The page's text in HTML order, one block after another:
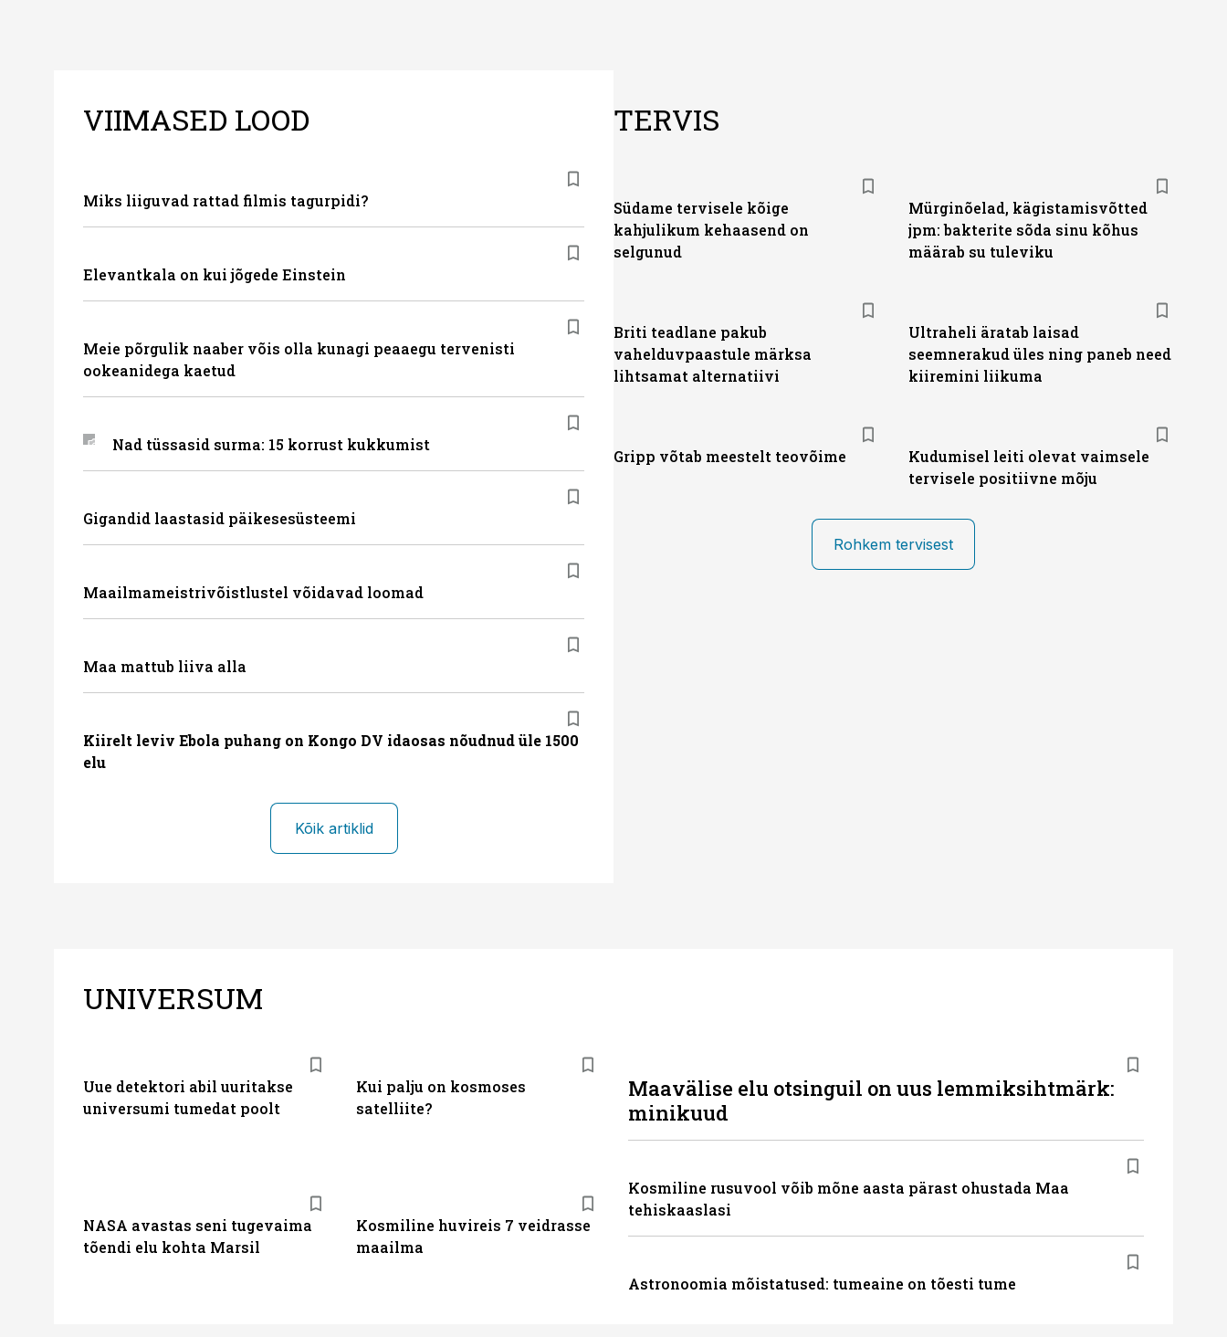
VIIMASED LOOD
Miks liiguvad rattad filmis tagurpidi?
Elevantkala on kui jõgede Einstein
Meie põrgulik naaber võis olla kunagi peaaegu tervenisti
ookeanidega kaetud
Nad tüssasid surma: 15 korrust kukkumist
Gigandid laastasid päikesesüsteemi
Maailmameistrivõistlustel võidavad loomad
Maa mattub liiva alla
Kiirelt leviv Ebola puhang on Kongo DV idaosas nõudnud üle 1500
elu
Kõik artiklid
TERVIS
Südame tervisele kõige
kahjulikum kehaasend on
selgunud
Mürginõelad, kägistamisvõtted
jpm: bakterite sõda sinu kõhus
määrab su tuleviku
Briti teadlane pakub
vahelduvpaastule märksa
lihtsamat alternatiivi
Ultraheli äratab laisad
seemnerakud üles ning paneb need
kiiremini liikuma
Gripp võtab meestelt teovõime
Kudumisel leiti olevat vaimsele
tervisele positiivne mõju
Rohkem tervisest
UNIVERSUM
Uue detektori abil uuritakse
universumi tumedat poolt
Kui palju on kosmoses
satelliite?
Maavälise elu otsinguil on uus lemmiksihtmärk:
minikuud
Kosmiline rusuvool võib mõne aasta pärast ohustada Maa
tehiskaaslasi
Astronoomia mõistatused: tumeaine on tõesti tume
NASA avastas seni tugevaima
tõendi elu kohta Marsil
Kosmiline huvireis 7 veidrasse
maailma